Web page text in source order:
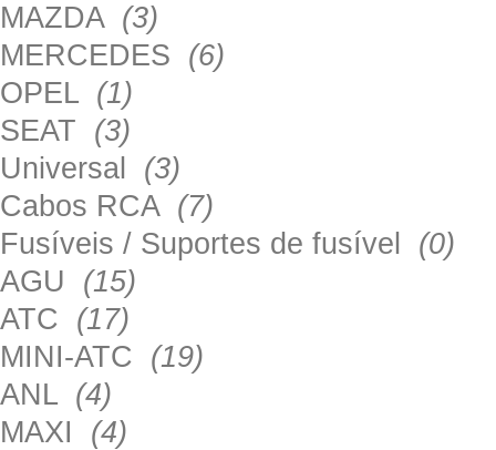
MAZDA (3)
MERCEDES (6)
OPEL (1)
SEAT (3)
Universal (3)
Cabos RCA (7)
Fusíveis / Suportes de fusível (0)
AGU (15)
ATC (17)
MINI-ATC (19)
ANL (4)
MAXI (4)